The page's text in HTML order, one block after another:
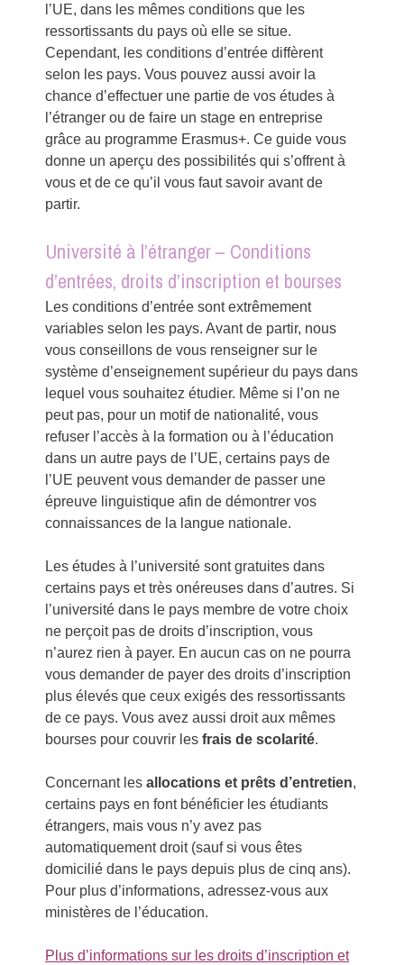
l’UE, dans les mêmes conditions que les
ressortissants du pays où elle se situe.
Cependant, les conditions d’entrée diffèrent
selon les pays. Vous pouvez aussi avoir la
chance d’effectuer une partie de vos études à
l’étranger ou de faire un stage en entreprise
grâce au programme Erasmus+. Ce guide vous
donne un aperçu des possibilités qui s’offrent à
vous et de ce qu’il vous faut savoir avant de
partir.
Université à l’étranger – Conditions
d’entrées, droits d’inscription et bourses
Les conditions d’entrée sont extrêmement
variables selon les pays. Avant de partir, nous
vous conseillons de vous renseigner sur le
système d’enseignement supérieur du pays dans
lequel vous souhaitez étudier. Même si l’on ne
peut pas, pour un motif de nationalité, vous
refuser l’accès à la formation ou à l’éducation
dans un autre pays de l’UE, certains pays de
l’UE peuvent vous demander de passer une
épreuve linguistique afin de démontrer vos
connaissances de la langue nationale.
Les études à l’université sont gratuites dans
certains pays et très onéreuses dans d’autres. Si
l’université dans le pays membre de votre choix
ne perçoit pas de droits d’inscription, vous
n’aurez rien à payer. En aucun cas on ne pourra
vous demander de payer des droits d’inscription
plus élevés que ceux exigés des ressortissants
de ce pays. Vous avez aussi droit aux mêmes
bourses pour couvrir lesfrais de scolarité.
Concernant lesallocations et prêts d’entretien,
certains pays en font bénéficier les étudiants
étrangers, mais vous n’y avez pas
automatiquement droit (sauf si vous êtes
domicilié dans le pays depuis plus de cinq ans).
Pour plus d’informations, adressez-vous aux
ministères de l’éducation.
Plus d’informations sur les droits d’inscription et